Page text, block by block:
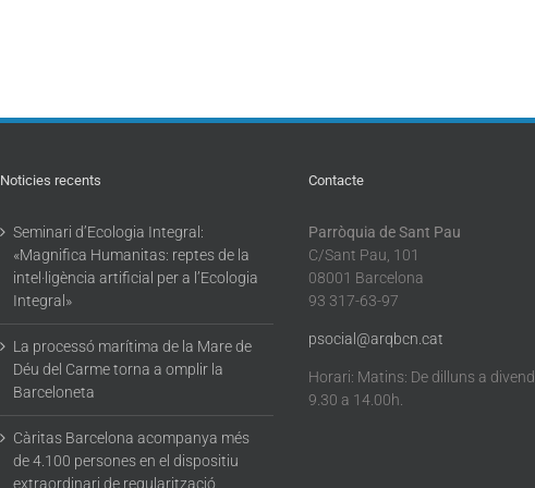
Noticies recents
Seminari d’Ecologia Integral:
«Magnifica Humanitas: reptes de la
intel·ligència artificial per a l’Ecologia
Integral»
La processó marítima de la Mare de
Déu del Carme torna a omplir la
Barceloneta
Càritas Barcelona acompanya més
de 4.100 persones en el dispositiu
extraordinari de regularització
Contacte
Parròquia de Sant Pau
C/Sant Pau, 101
08001 Barcelona
93 317-63-97
psocial@arqbcn.cat
Horari: Matins: De dilluns a
9.30 a 14.00h.